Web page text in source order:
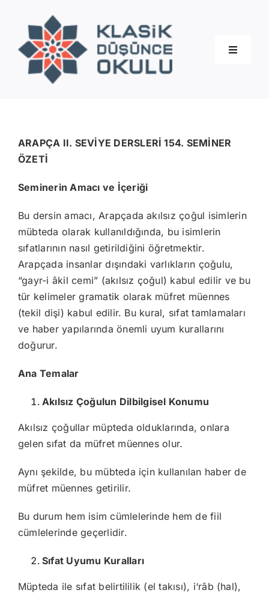
content
Toggle
Eğitimler
İletişim
ARAPÇA II. SEVİYE DERSLERİ 154. SEMİNER
ÖZETİ
Seminerin Amacı ve İçeriği
Bu dersin amacı, Arapçada akılsız çoğul isimlerin
mübteda olarak kullanıldığında, bu isimlerin
sıfatlarının nasıl getirildiğini öğretmektir.
Arapçada insanlar dışındaki varlıkların çoğulu,
“gayr-i âkil cemi” (akılsız çoğul) kabul edilir ve bu
tür kelimeler gramatik olarak müfret müennes
(tekil dişi) kabul edilir. Bu kural, sıfat tamlamaları
ve haber yapılarında önemli uyum kurallarını
doğurur.
Ana Temalar
Akılsız Çoğulun Dilbilgisel Konumu
Akılsız çoğullar müpteda olduklarında, onlara
gelen sıfat da müfret müennes olur.
Aynı şekilde, bu mübteda için kullanılan haber de
müfret müennes getirilir.
Bu durum hem isim cümlelerinde hem de fiil
cümlelerinde geçerlidir.
Sıfat Uyumu Kuralları
Müpteda ile sıfat belirtililik (el takısı), i‘râb (hal),